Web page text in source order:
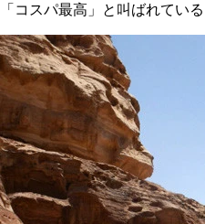
「コスパ最高」と叫ばれている